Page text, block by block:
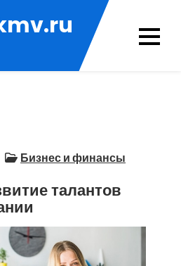
Бизнес и финансы
талантов